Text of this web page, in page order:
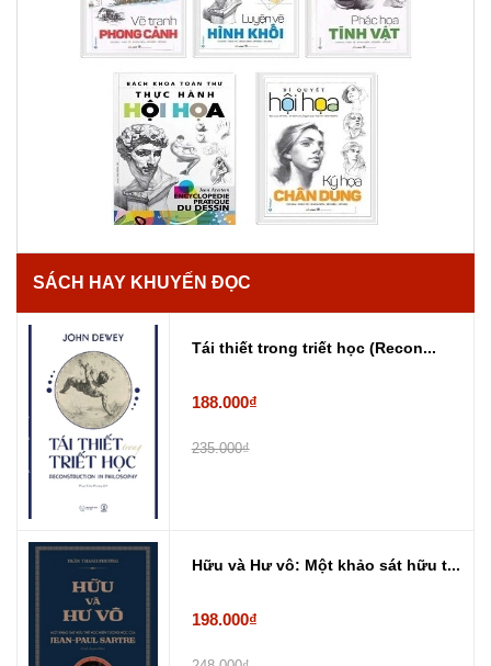
SÁCH HAY KHUYẾN ĐỌC
Tái thiết trong triết học (Recon...
188.000₫
235.000₫
Hữu và Hư vô: Một khảo sát hữu t...
198.000₫